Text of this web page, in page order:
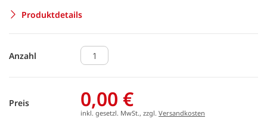
Produktdetails
Anzahl
Preis 0,00 €
inkl. gesetzl. MwSt., zzgl. Versandkosten